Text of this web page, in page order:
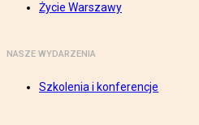
Życie Warszawy
NASZE WYDARZENIA
Szkolenia i konferencje